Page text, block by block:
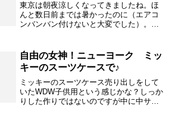
東京は朝夜涼しくなってきましたね。ほ
んと数日前までは暑かったのに（エアコ
ンバンバン付けないと大変でした）。今
す。この温度の変化すごいですよね。あ
と数日で９月も終わりもう...
自由の女神！ニューヨーク ミッ
キーのスーツケースで♪
ミッキーのスーツケース売り出しをして
いたWDW子供用という感じかな？しっか
りした作りではないのですが中に中サイ